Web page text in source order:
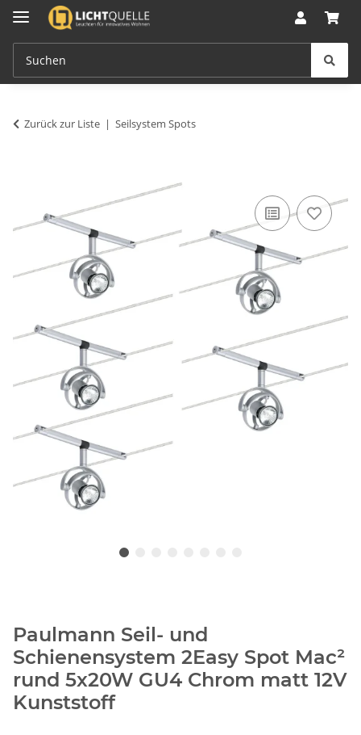
Zurück zur Liste Seilsystem Spots
Paulmann Seil- und
Schienensystem 2Easy Spot Mac²
rund 5x20W GU4 Chrom matt 12V
Kunststoff